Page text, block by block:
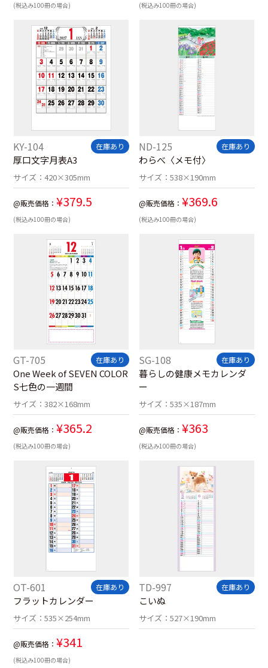
(税込み100冊の場合) (税込み100冊の場合)
KY-104 在庫あり
厚口文字月表A3
サイズ： 420×305mm
@販売価格： ¥379.5
(税込み100冊の場合)
ND-125 在庫あり
わらべ〈メモ付〉
サイズ： 538×190mm
@販売価格： ¥369.6
(税込み100冊の場合)
GT-705 在庫あり
One Week of SEVEN COLOR
S七色の一週間
サイズ：382×168mm
@販売価格： ¥365.2
(税込み100冊の場合)
SG-108 在庫あり
暮らしの健康メモカレンダ
ー
サイズ： 535×187mm
@販売価格： ¥363
(税込み100冊の場合)
OT-601 在庫あり
フラットカレンダー
サイズ：535×254mm
@販売価格： ¥341
(税込み100冊の場合)
TD-997 在庫あり
こいぬ
サイズ： 527×190mm